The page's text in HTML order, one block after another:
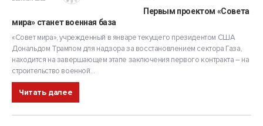
Первым проектом «Совета
мира» станет военная база
«Совет мира», учрежденный в январе текущего президентом США
Дональдом Трампом для надзора за восстановлением сектора Газа,
находится на завершающем этапе заключения первого контракта – на
строительство военной...
Читать далее